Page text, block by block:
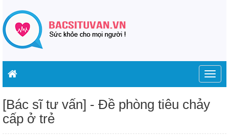
[Bác sĩ tư vấn] - Đề phòng tiêu chảy
cấp ở trẻ